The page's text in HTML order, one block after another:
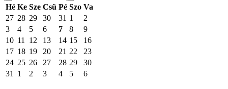
Hé Ke Sze Csü Pé Szo Va
27 28 29 30 31 1
2
3
4 5 6 7 8
9
10 11 12 13 14 15
16
17 18 19 20 21 22
23
24 25 26 27 28 29
30
31
1 2 3 4 5 6